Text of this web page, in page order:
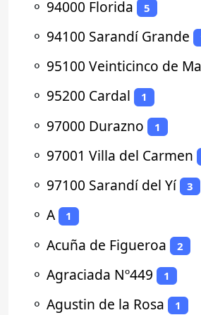
⚬ 94000 Florida 5
⚬ 94100 Sarandí Grande
⚬ 95100 Veinticinco de
⚬ 95200 Cardal 1
⚬ 97000 Durazno 1
⚬ 97001 Villa del Carmen
⚬ 97100 Sarandí del Yí 3
⚬ A 1
⚬ Acuña de Figueroa 2
⚬ Agraciada Nº449 1
⚬ Agustin de la Rosa 1